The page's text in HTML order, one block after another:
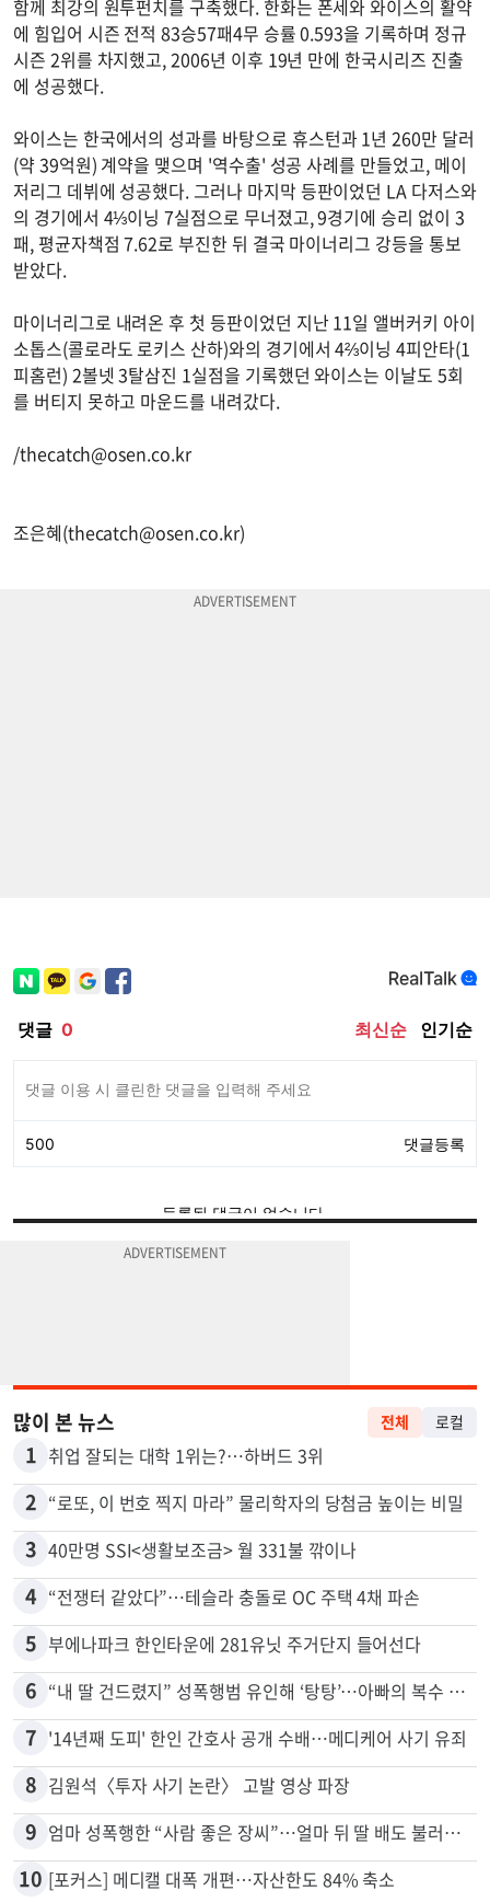
함께 최강의 원투펀치를 구축했다. 한화는 폰세와 와이스의 활약
에 힘입어 시즌 전적 83승57패4무 승률 0.593을 기록하며 정규
시즌 2위를 차지했고, 2006년 이후 19년 만에 한국시리즈 진출
에 성공했다.
와이스는 한국에서의 성과를 바탕으로 휴스턴과 1년 260만 달러
(약 39억원) 계약을 맺으며 '역수출' 성공 사례를 만들었고, 메이
저리그 데뷔에 성공했다. 그러나 마지막 등판이었던 LA 다저스와
의 경기에서 4⅓이닝 7실점으로 무너졌고, 9경기에 승리 없이 3
패, 평균자책점 7.62로 부진한 뒤 결국 마이너리그 강등을 통보
받았다.
마이너리그로 내려온 후 첫 등판이었던 지난 11일 앨버커키 아이
소톱스(콜로라도 로키스 산하)와의 경기에서 4⅔이닝 4피안타(1
피홈런) 2볼넷 3탈삼진 1실점을 기록했던 와이스는 이날도 5회
를 버티지 못하고 마운드를 내려갔다.
/thecatch@osen.co.kr
조은혜(thecatch@osen.co.kr)
많이 본 뉴스
1 취업 잘되는 대학 1위는?…하버드 3위
2 “로또, 이 번호 찍지 마라” 물리학자의 당첨금 높이는 비밀
3 40만명 SSI<생활보조금> 월 331불 깎이나
4 “전쟁터 같았다”…테슬라 충돌로 OC 주택 4채 파손
5 부에나파크 한인타운에 281유닛 주거단지 들어선다
6 “내 딸 건드렸지” 성폭행범 유인해 ‘탕탕’…아빠의 복수 결말
7 '14년째 도피' 한인 간호사 공개 수배…메디케어 사기 유죄
8 김원석〈투자 사기 논란〉 고발 영상 파장
9